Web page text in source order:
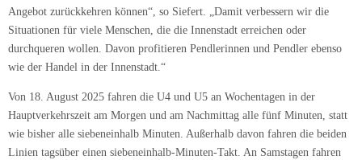
Angebot zurückkehren können“, so Siefert. „Damit verbessern wir die
Situationen für viele Menschen, die die Innenstadt erreichen oder
durchqueren wollen. Davon profitieren Pendlerinnen und Pendler ebenso
wie der Handel in der Innenstadt.“
Von 18. August 2025 fahren die U4 und U5 an Wochentagen in der
Hauptverkehrszeit am Morgen und am Nachmittag alle fünf Minuten, statt
wie bisher alle siebeneinhalb Minuten. Außerhalb davon fahren die beiden
Linien tagsüber einen siebeneinhalb-Minuten-Takt. An Samstagen fahren